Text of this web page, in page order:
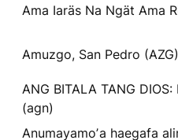
Ama Iaräs Na Ngät Ama
Amuzgo, San Pedro (AZG)
ANG BITALA TANG
(agn)
Anumayamoʼa haegafa